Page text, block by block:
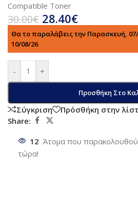
Compatible Toner
30.00€ 28.40€
Θα το παραλάβεις την Παρασκευή,
10/08/26
- +
Προσθήκη Στο
Σύγκριση
Πρόσθήκη στην
Share:
12 Άτομα που
τώρα!